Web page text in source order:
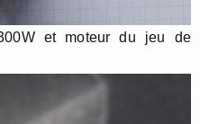
et moteur du jeu de